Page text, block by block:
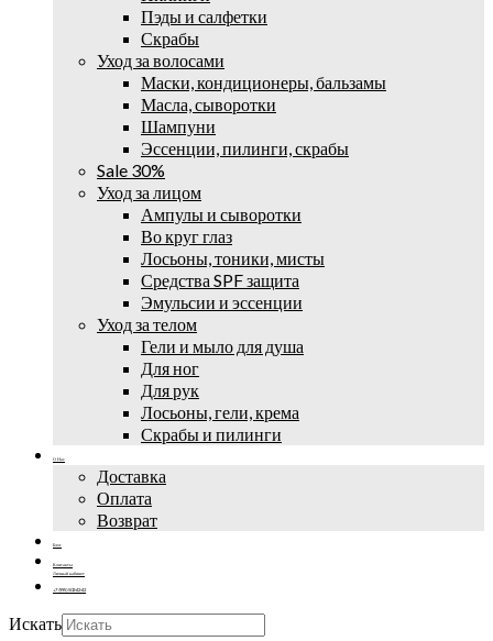
Пэды и салфетки
Скрабы
Уход за волосами
Маски, кондиционеры, бальзамы
Масла, сыворотки
Шампуни
Эссенции, пилинги, скрабы
Sale 30%
Уход за лицом
Ампулы и сыворотки
Во круг глаз
Лосьоны, тоники, мисты
Средства SPF защита
Эмульсии и эссенции
Уход за телом
Гели и мыло для душа
Для ног
Для рук
Лосьоны, гели, крема
Скрабы и пилинги
О Нас
Доставка
Оплата
Возврат
Блог
Контакты
Личный кабинет
+7 (995) 502-42-42
Искать